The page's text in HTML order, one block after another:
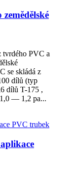
tvrdého PVC a
se skládá z
dílů (typ
dílů T-175 ,
— 1,2 pa...